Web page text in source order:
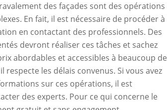
des façades sont des opérations
En fait, il est nécessaire de procéder à
en contactant des professionnels. Des
devront réaliser ces tâches et sachez
abordables et accessibles à beaucoup de
respecte les délais convenus. Si vous avez
sur ces opérations, il est
des experts. Pour ce qui concerne le